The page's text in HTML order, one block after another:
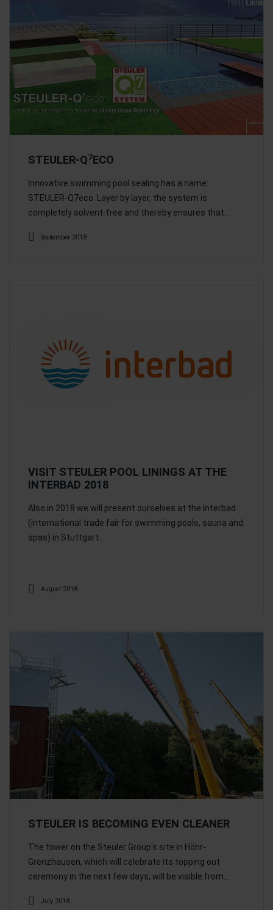
STEULER-Q7ECO
Innovative swimming pool sealing has a name:
STEULER-Q7eco. Layer by layer, the system is
completely solvent-free and thereby ensures that…
September 2018
VISIT STEULER POOL LININGS AT THE
INTERBAD 2018
Also in 2018 we will present ourselves at the Interbad
(international trade fair for swimming pools, sauna and
spas) in Stuttgart.
August 2018
STEULER IS BECOMING EVEN CLEANER
The tower on the Steuler Group's site in Höhr-
Grenzhausen, which will celebrate its topping out
ceremony in the next few days, will be visible from…
July 2018